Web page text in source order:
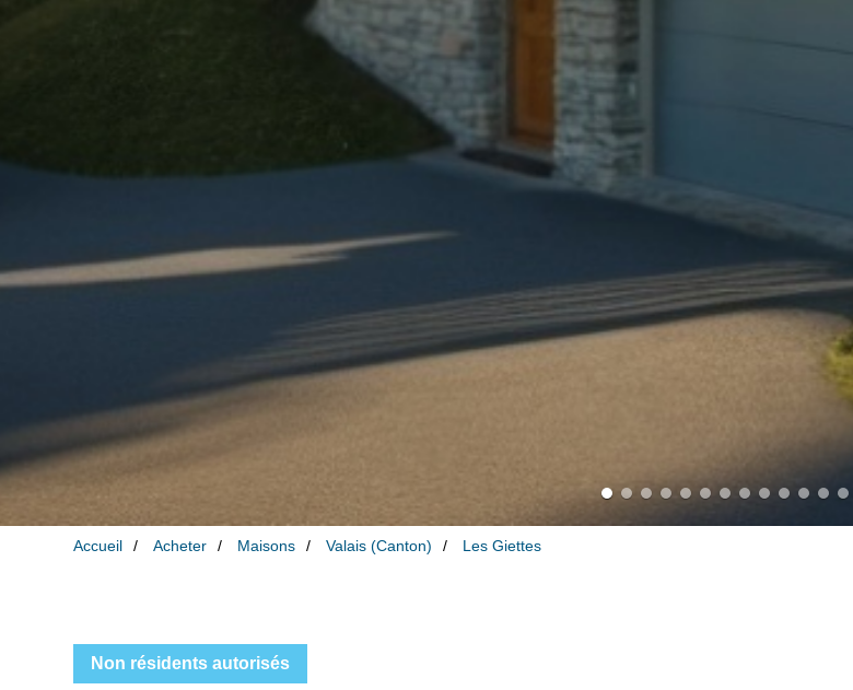
Accueil Acheter Maisons Valais (Canton) Les Giettes
Non résidents autorisés